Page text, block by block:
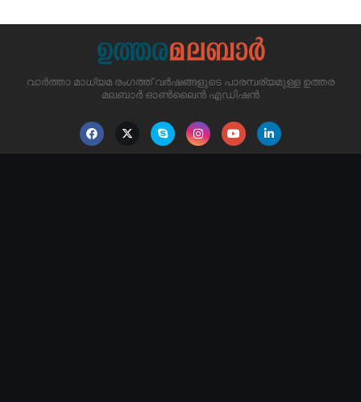
വാർത്താ മാധ്യമ രംഗത്ത് വർഷങ്ങളുടെ പാരമ്പര്യമുള്ള ഉത്തര
മലബാർ ഓൺലൈൻ എഡിഷൻ